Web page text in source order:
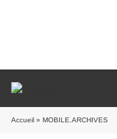
Accueil » MOBILE.ARCHIVES